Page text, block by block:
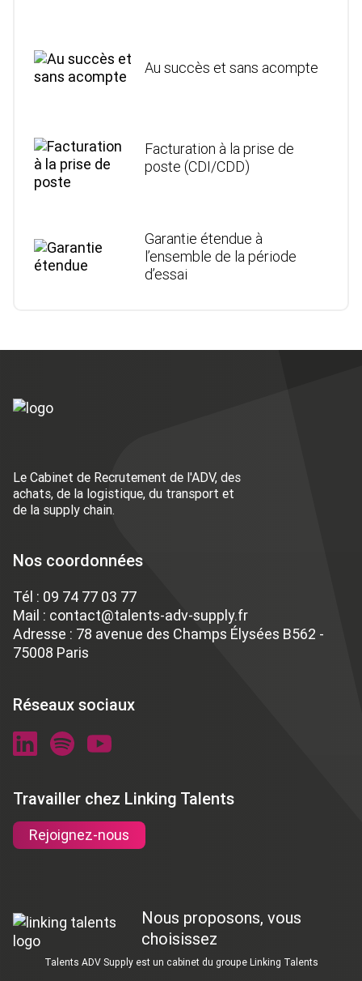
Au succès et sans acompte
Facturation à la prise de
poste (CDI/CDD)
Garantie étendue à
l’ensemble de la période
d’essai
Le Cabinet de Recrutement de l'ADV, des
achats, de la logistique, du transport et
de la supply chain.
Nos coordonnées
Tél : 09 74 77 03 77
Mail : contact@talents-adv-supply.fr
Adresse : 78 avenue des Champs Élysées B562 -
75008 Paris
Réseaux sociaux
Travailler chez Linking Talents
Rejoignez-nous
Nous proposons, vous
choisissez
Talents ADV Supply est un cabinet du groupe Linking Talents